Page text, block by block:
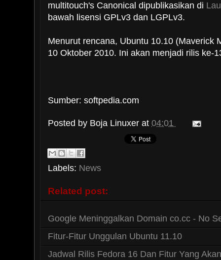
multitouch's Canonical dipublikasikan di
bawah lisensi GPLv3 dan LGPLv3.
Menurut rencana, Ubuntu 10.10 (Maverick
10 Oktober 2010. Ini akan menjadi rilis ke-
Sumber: softpedia.com
Posted by Boja Linuxer at 04:01
Labels: News
Related post:
Google Meninggalkan Domain co.cc - No
Fitur-Fitur Unggulan Ubuntu 11.10
Jadwal Rilis Fedora 16 Dan Fitur Yang